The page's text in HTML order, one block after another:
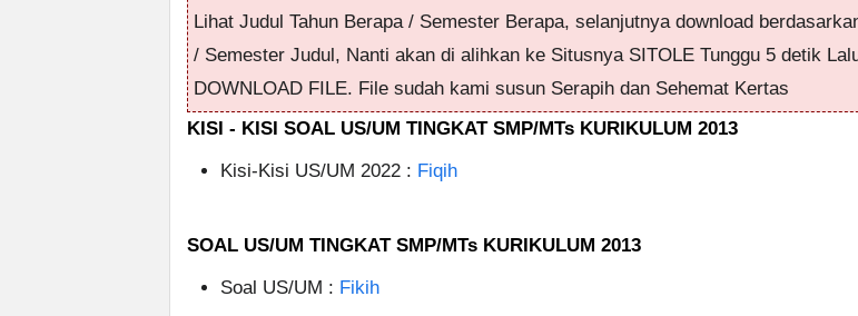
Lihat Judul Tahun Berapa / Semester Berapa, selanjutnya download
/ Semester Judul, Nanti akan di alihkan ke Situsnya SITOLE Tunggu 5 detik
DOWNLOAD FILE. File sudah kami susun Serapih dan Sehemat Kertas
KISI - KISI SOAL US/UM TINGKAT SMP/MTs KURIKULUM 2013
Kisi-Kisi US/UM 2022 : Fiqih
SOAL US/UM TINGKAT SMP/MTs KURIKULUM 2013
Soal US/UM : Fikih